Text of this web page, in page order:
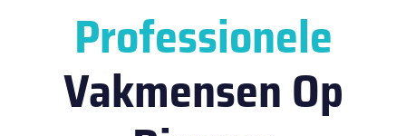
Professionele
Vakmensen Op